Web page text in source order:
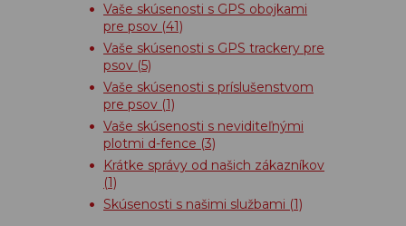
Vaše skúsenosti s GPS obojkami
pre psov (41)
Vaše skúsenosti s GPS trackery pre
psov (5)
Vaše skúsenosti s príslušenstvom
pre psov (1)
Vaše skúsenosti s neviditeľnými
plotmi d-fence (3)
Krátke správy od našich zákazníkov
(1)
Skúsenosti s našimi službami (1)